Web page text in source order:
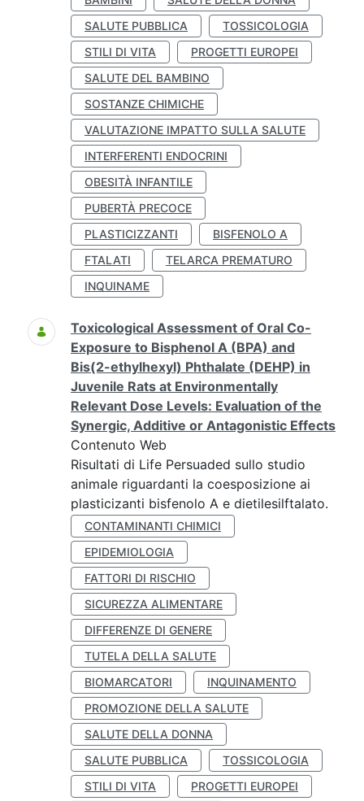
SALUTE PUBBLICA
TOSSICOLOGIA
STILI DI VITA
PROGETTI EUROPEI
SALUTE DEL BAMBINO
SOSTANZE CHIMICHE
VALUTAZIONE IMPATTO SULLA SALUTE
INTERFERENTI ENDOCRINI
OBESITÀ INFANTILE
PUBERTÀ PRECOCE
PLASTICIZZANTI
BISFENOLO A
FTALATI
TELARCA PREMATURO
INQUINAME
Toxicological Assessment of Oral Co-
Exposure to Bisphenol A (BPA) and
Bis(2-ethylhexyl) Phthalate (DEHP) in
Juvenile Rats at Environmentally
Relevant Dose Levels: Evaluation of the
Synergic, Additive or Antagonistic Effects
Contenuto Web
Risultati di Life Persuaded sullo studio
animale riguardanti la coesposizione ai
plasticizanti bisfenolo A e dietilesilftalato.
CONTAMINANTI CHIMICI
EPIDEMIOLOGIA
FATTORI DI RISCHIO
SICUREZZA ALIMENTARE
DIFFERENZE DI GENERE
TUTELA DELLA SALUTE
BIOMARCATORI
INQUINAMENTO
PROMOZIONE DELLA SALUTE
SALUTE DELLA DONNA
SALUTE PUBBLICA
TOSSICOLOGIA
STILI DI VITA
PROGETTI EUROPEI